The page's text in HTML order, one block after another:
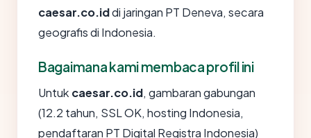
caesar.co.iddi jaringan PT Deneva, secara
geografis di Indonesia.
Bagaimana kami membaca profil ini
Untuk caesar.co.id, gambaran gabungan
(12.2 tahun, SSL OK, hosting Indonesia,
pendaftaran PT Digital Registra Indonesia)